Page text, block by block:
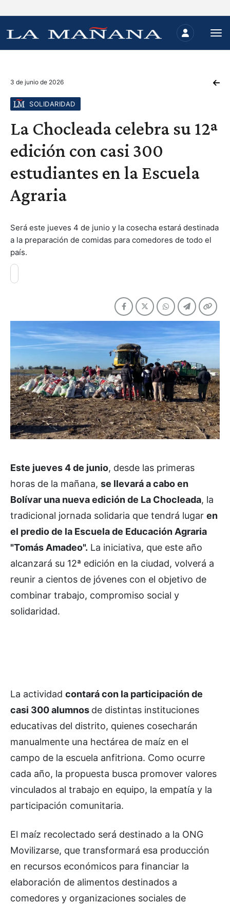
3 de junio de 2026
SOLIDARIDAD
La Chocleada celebra su 12ª
edición con casi 300
estudiantes en la Escuela
Agraria
Será este jueves 4 de junio y la cosecha estará destinada
a la preparación de comidas para comedores de todo el
país.
Este jueves 4 de junio, desde las primeras
horas de la mañana, se llevará a cabo en
Bolívar una nueva edición de La Chocleada, la
tradicional jornada solidaria que tendrá lugar en
el predio de la Escuela de Educación Agraria
"Tomás Amadeo". La iniciativa, que este año
alcanzará su 12ª edición en la ciudad, volverá a
reunir a cientos de jóvenes con el objetivo de
combinar trabajo, compromiso social y
solidaridad.
La actividad contará con la participación de
casi 300 alumnos de distintas instituciones
educativas del distrito, quienes cosecharán
manualmente una hectárea de maíz en el
campo de la escuela anfitriona. Como ocurre
cada año, la propuesta busca promover valores
vinculados al trabajo en equipo, la empatía y la
participación comunitaria.
El maíz recolectado será destinado a la ONG
Movilizarse, que transformará esa producción
en recursos económicos para financiar la
elaboración de alimentos destinados a
comedores y organizaciones sociales de